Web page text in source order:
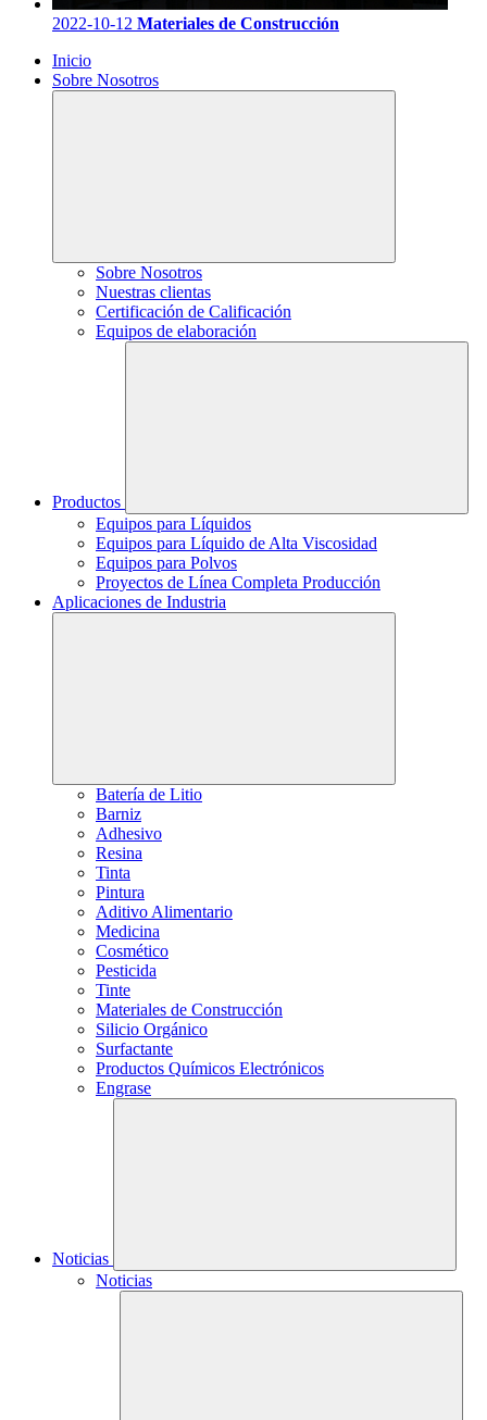
2022-10-12 Materiales de Construcción
Inicio
Sobre Nosotros
Sobre Nosotros
Nuestras clientas
Certificación de Calificación
Equipos de elaboración
Productos
Equipos para Líquidos
Equipos para Líquido de Alta Viscosidad
Equipos para Polvos
Proyectos de Línea Completa Producción
Aplicaciones de Industria
Batería de Litio
Barniz
Adhesivo
Resina
Tinta
Pintura
Aditivo Alimentario
Medicina
Cosmético
Pesticida
Tinte
Materiales de Construcción
Silicio Orgánico
Surfactante
Productos Químicos Electrónicos
Engrase
Noticias
Noticias